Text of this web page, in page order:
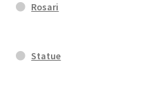
Rosari
Statue